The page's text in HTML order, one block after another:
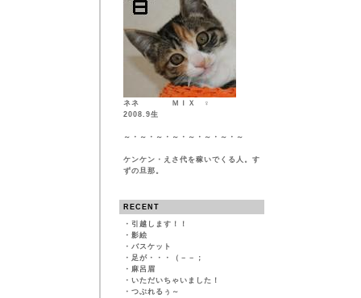
ネネ ＭＩＸ ♀
2008.9生
～・～・～・～・～・～・～・～
ケンケン・えさ代を稼いでくる人。す
ずの旦那。
RECENT
・ 引越します！！
・ 影絵
・ バスケット
・ 足が・・・（－－；
・ 麻呂眉
・ いただいちゃいました！
・ つぶれるぅ～